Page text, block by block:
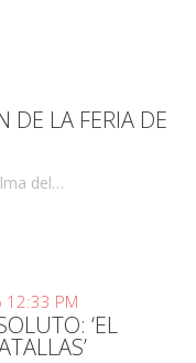
DE LA FERIA DE
del…
12:33 PM
‘EL